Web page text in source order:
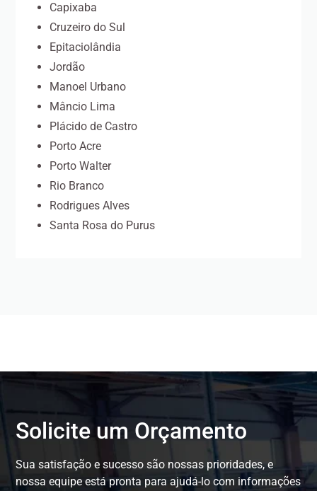
Capixaba
Cruzeiro do Sul
Epitaciolândia
Jordão
Manoel Urbano
Mâncio Lima
Plácido de Castro
Porto Acre
Porto Walter
Rio Branco
Rodrigues Alves
Santa Rosa do Purus
Solicite um Orçamento
Sua satisfação e sucesso são nossas prioridades, e
nossa equipe está pronta para ajudá-lo com informações